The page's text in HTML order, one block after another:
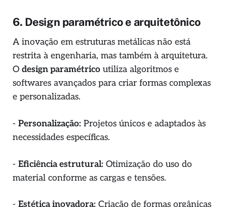
6. Design paramétrico e arquitetônico
A inovação em estruturas metálicas não está
restrita à engenharia, mas também à arquitetura.
O design paramétrico utiliza algoritmos e
softwares avançados para criar formas complexas
e personalizadas.
- Personalização: Projetos únicos e adaptados às
necessidades específicas.
- Eficiência estrutural: Otimização do uso do
material conforme as cargas e tensões.
- Estética inovadora: Criação de formas orgânicas